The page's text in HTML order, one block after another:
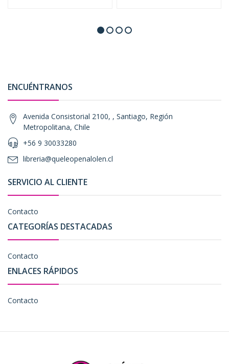
ENCUÉNTRANOS
Avenida Consistorial 2100, , Santiago, Región
Metropolitana, Chile
+56 9 30033280
libreria@queleopenalolen.cl
SERVICIO AL CLIENTE
Contacto
CATEGORÍAS DESTACADAS
Contacto
ENLACES RÁPIDOS
Contacto